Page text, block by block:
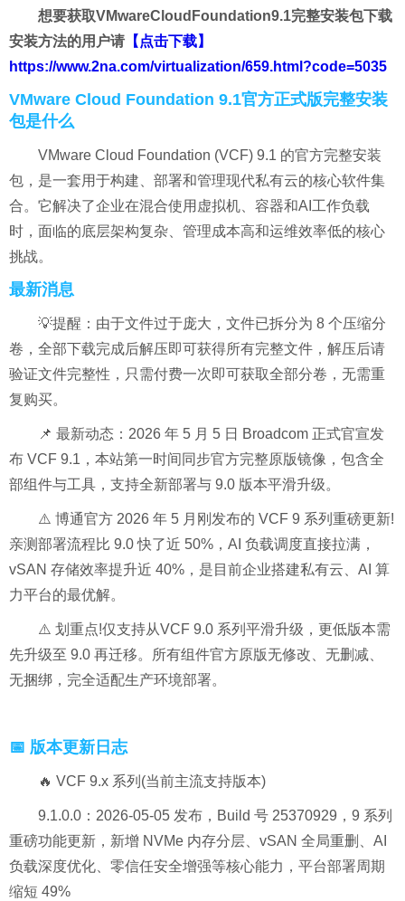
想要获取VMwareCloudFoundation9.1完整安装包下载
安装方法的用户请 【点击下载】
https://www.2na.com/virtualization/659.html?code=5035
VMware Cloud Foundation 9.1官方正式版完整安装
包是什么
VMware Cloud Foundation (VCF) 9.1 的官方完整安装
包，是一套用于构建、部署和管理现代私有云的核心软件集
合。它解决了企业在混合使用虚拟机、容器和AI工作负载
时，面临的底层架构复杂、管理成本高和运维效率低的核心
挑战。
最新消息
💡提醒：由于文件过于庞大，文件已拆分为 8 个压缩分
卷，全部下载完成后解压即可获得所有完整文件，解压后请
验证文件完整性，只需付费一次即可获取全部分卷，无需重
复购买。
📌 最新动态：2026 年 5 月 5 日 Broadcom 正式官宣发
布 VCF 9.1，本站第一时间同步官方完整原版镜像，包含全
部组件与工具，支持全新部署与 9.0 版本平滑升级。
⚠️ 博通官方 2026 年 5 月刚发布的 VCF 9 系列重磅更新!
亲测部署流程比 9.0 快了近 50%，AI 负载调度直接拉满，
vSAN 存储效率提升近 40%，是目前企业搭建私有云、AI 算
力平台的最优解。
⚠️ 划重点!仅支持从VCF 9.0 系列平滑升级，更低版本需
先升级至 9.0 再迁移。所有组件官方原版无修改、无删减、
无捆绑，完全适配生产环境部署。
📅 版本更新日志
🔥 VCF 9.x 系列(当前主流支持版本)
9.1.0.0：2026-05-05 发布，Build 号 25370929，9 系列
重磅功能更新，新增 NVMe 内存分层、vSAN 全局重删、AI
负载深度优化、零信任安全增强等核心能力，平台部署周期
缩短 49%